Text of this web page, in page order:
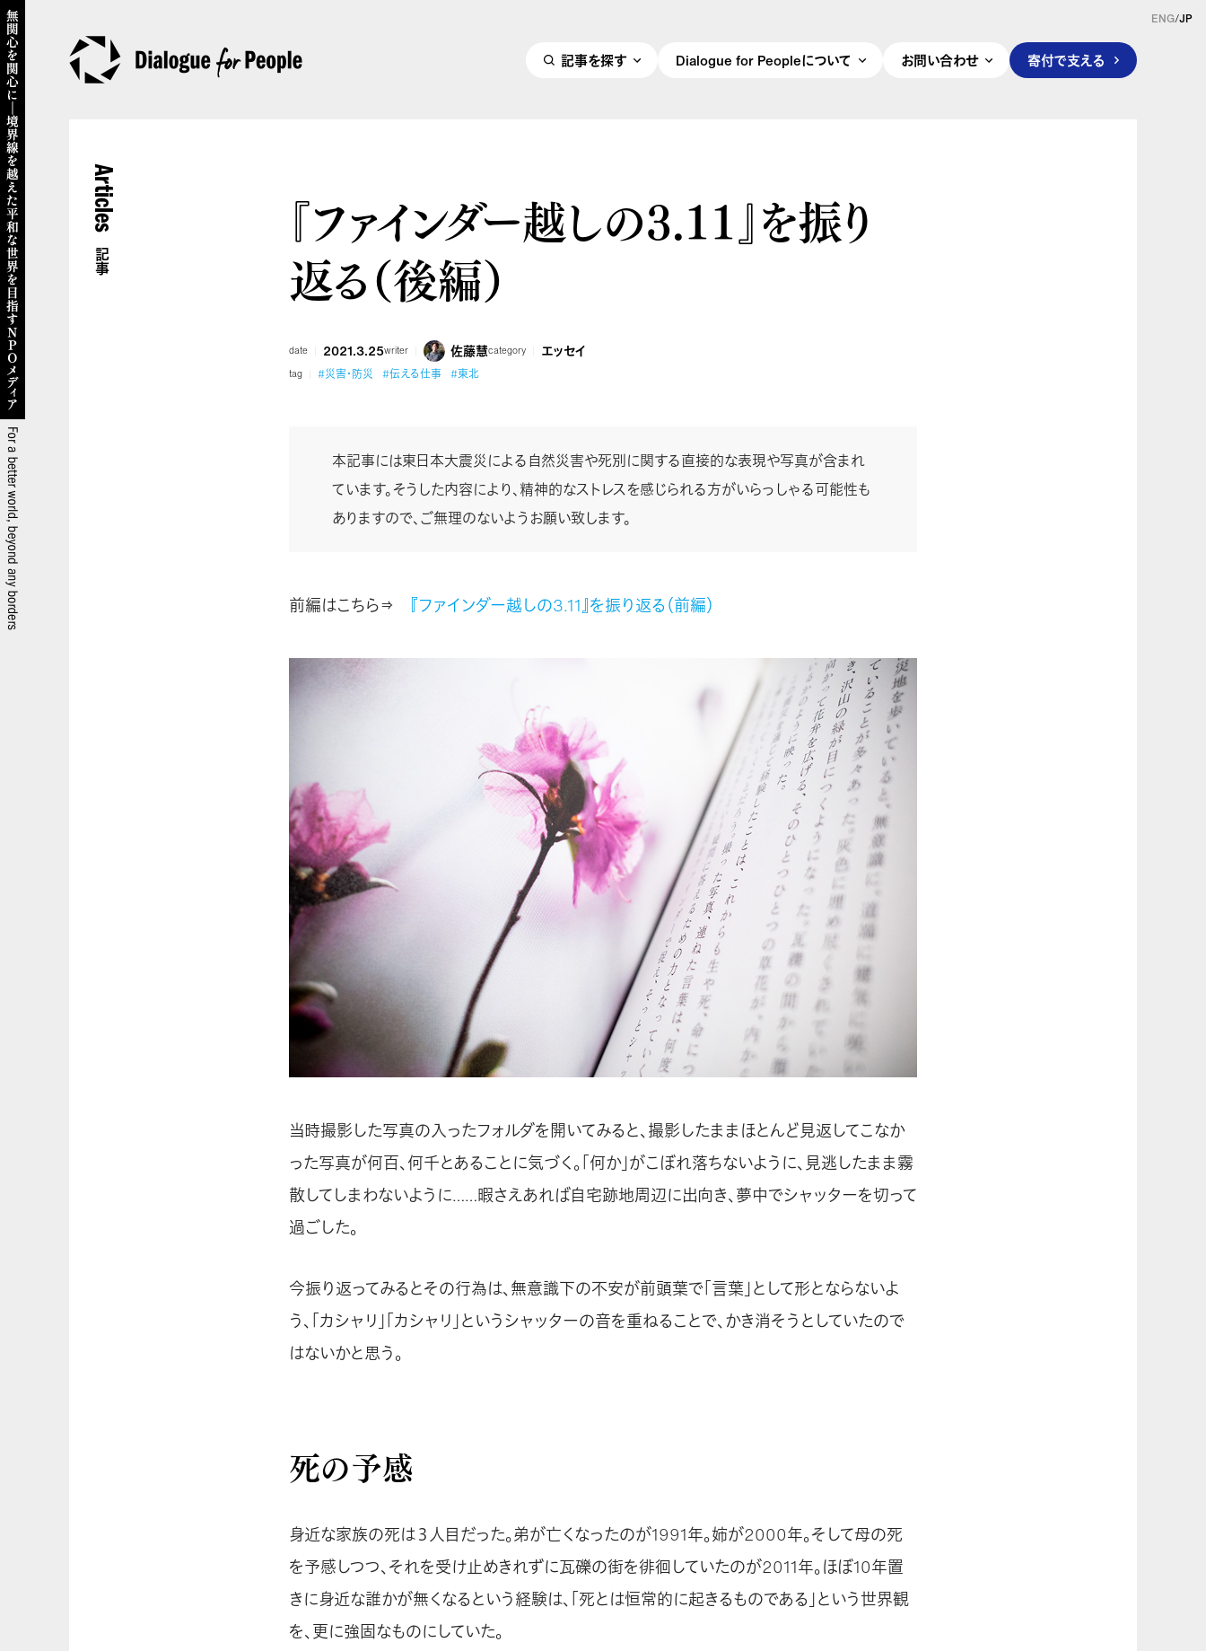
記事を探す Dialogue for Peopleについて お問い合わせ 寄付で支える
ENG/JP
Articles
記事
『ファインダー越しの3.11』を振り
返る（後編）
date 2021.3.25writer 佐藤慧category エッセイ
tag #災害・防災 #伝える仕事 #東北
本記事には東日本大震災による自然災害や死別に関する直接的な表現や写真が含まれ
ています。そうした内容により、精神的なストレスを感じられる方がいらっしゃる可能性も
ありますので、ご無理のないようお願い致します。
前編はこちら⇒ 『ファインダー越しの3.11』を振り返る（前編）
当時撮影した写真の入ったフォルダを開いてみると、撮影したままほとんど見返してこなか
った写真が何百、何千とあることに気づく。「何か」がこぼれ落ちないように、見逃したまま霧
散してしまわないように……暇さえあれば自宅跡地周辺に出向き、夢中でシャッターを切って
過ごした。
今振り返ってみるとその行為は、無意識下の不安が前頭葉で「言葉」として形とならないよ
う、「カシャリ」「カシャリ」というシャッターの音を重ねることで、かき消そうとしていたので
はないかと思う。
死の予感
身近な家族の死は３人目だった。弟が亡くなったのが1991年。姉が2000年。そして母の死
を予感しつつ、それを受け止めきれずに瓦礫の街を徘徊していたのが2011年。ほぼ10年置
きに身近な誰かが無くなるという経験は、「死とは恒常的に起きるものである」という世界観
を、更に強固なものにしていた。